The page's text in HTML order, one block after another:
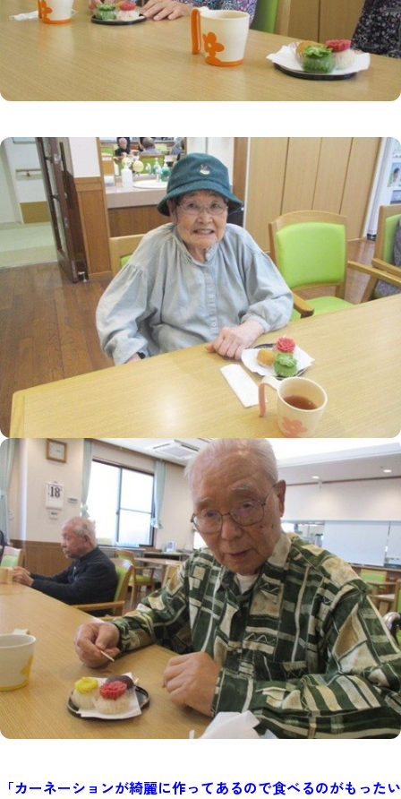
「カーネーションが綺麗に作ってあるので食べるのがもったい